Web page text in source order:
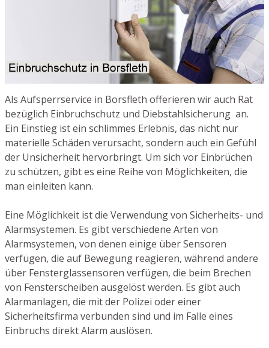
Als Aufsperrservice in Borsfleth offerieren wir auch Rat
bezüglich Einbruchschutz und Diebstahlsicherung an.
Ein Einstieg ist ein schlimmes Erlebnis, das nicht nur
materielle Schäden verursacht, sondern auch ein Gefühl
der Unsicherheit hervorbringt. Um sich vor Einbrüchen
zu schützen, gibt es eine Reihe von Möglichkeiten, die
man einleiten kann.
Eine Möglichkeit ist die Verwendung von Sicherheits- und
Alarmsystemen. Es gibt verschiedene Arten von
Alarmsystemen, von denen einige über Sensoren
verfügen, die auf Bewegung reagieren, während andere
über Fensterglassensoren verfügen, die beim Brechen
von Fensterscheiben ausgelöst werden. Es gibt auch
Alarmanlagen, die mit der Polizei oder einer
Sicherheitsfirma verbunden sind und im Falle eines
Einbruchs direkt Alarm auslösen.